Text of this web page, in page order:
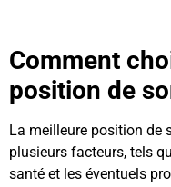
Comment
position de
La meilleure position de
plusieurs facteurs, tels
santé et les éventuels